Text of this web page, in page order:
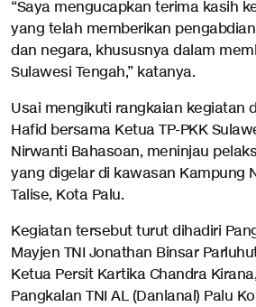
“Saya mengucapkan terima kasih
yang telah memberikan
dan negara, khususnya dalam
Sulawesi Tengah,” katanya.
Usai mengikuti rangkaian kegiatan
Hafid bersama Ketua TP-PKK
Nirwanti Bahasoan, meninjau
yang digelar di kawasan Kampung
Talise, Kota Palu.
Kegiatan tersebut turut dihadiri
Mayjen TNI Jonathan Binsar
Ketua Persit Kartika Chandra
Pangkalan TNI AL (Danlanal) Palu